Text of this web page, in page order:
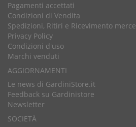
Pagamenti accettati
Condizioni di Vendita
Spedizioni, Ritiri e Ricevimento merce
Privacy Policy
Condizioni d'uso
Marchi venduti
AGGIORNAMENTI
Le news di GardiniStore.it
Feedback su Gardinistore
Newsletter
SOCIETÀ